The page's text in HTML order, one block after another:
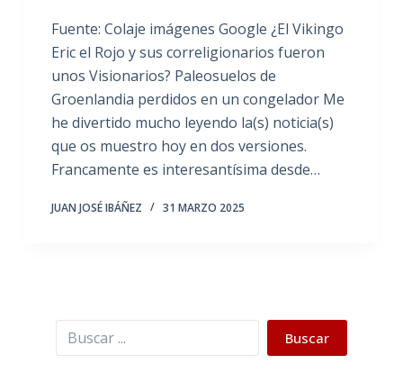
Fuente: Colaje imágenes Google ¿El Vikingo
Eric el Rojo y sus correligionarios fueron
unos Visionarios? Paleosuelos de
Groenlandia perdidos en un congelador Me
he divertido mucho leyendo la(s) noticia(s)
que os muestro hoy en dos versiones.
Francamente es interesantísima desde…
JUAN JOSÉ IBÁÑEZ 31 MARZO 2025
Buscar Buscar